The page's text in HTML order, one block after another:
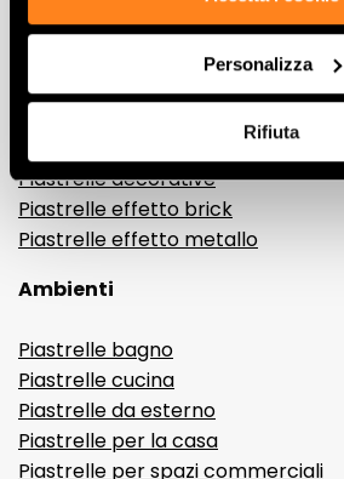
Personalizza
Rifiuta
Gres porcellanato effetto marmo
Gres porcellanato effetto legno
Gres porcellanato effetto pietra
Piastrelle decorative
Piastrelle effetto brick
Piastrelle effetto metallo
Ambienti
Piastrelle bagno
Piastrelle cucina
Piastrelle da esterno
Piastrelle per la casa
Piastrelle per spazi commerciali